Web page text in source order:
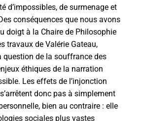
d’impossibles, de surmenage et
conséquences que nous avons
doigt à la Chaire de Philosophie
travaux de Valérie Gateau,
question de la souffrance des
éthiques de la narration
Les effets de l’injonction
donc pas à simplement
bien au contraire : elle
sociales plus vastes